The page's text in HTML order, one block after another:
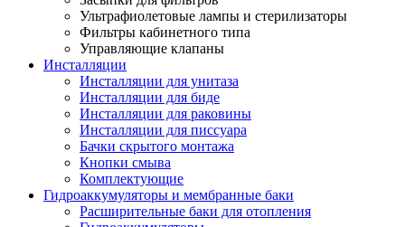
Ультрафиолетовые лампы и стерилизаторы
Фильтры кабинетного типа
Управляющие клапаны
Инсталляции
Инсталляции для унитаза
Инсталляции для биде
Инсталляции для раковины
Инсталляции для писсуара
Бачки скрытого монтажа
Кнопки смыва
Комплектующие
Гидроаккумуляторы и мембранные баки
Расширительные баки для отопления